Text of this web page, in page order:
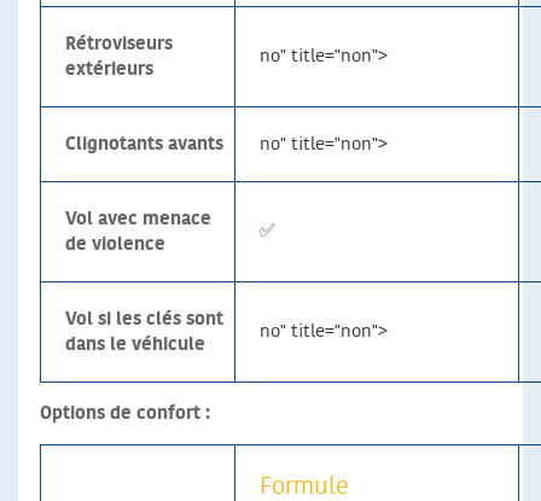
Rétroviseurs
extérieurs
no" title="non">
Clignotants avants no" title="non">
Vol avec menace
de violence
✅
Vol si les clés sont
dans le véhicule
no" title="non">
Options de confort :
Formule